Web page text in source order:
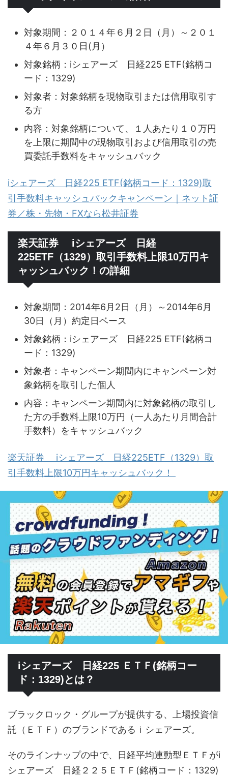
対象期間：２０１４年６月２日（月）～２０１
４年６月３０日(月）
対象銘柄：iシェアーズ 日経225 ETF(銘柄コ
ード：1329)
対象者：対象銘柄を現物取引または信用取引す
る方
内容：対象銘柄について、１人あたり１０万円
を上限に期間中の現物取引および信用取引の売
買委託手数料をキャッシュバック
iシェアーズ 日経225 ETF(銘柄コード：1329)取
引手数料キャッシュバックキャンペーン｜ネット証
券／株・先物・FXなら松井証券
楽天証券 iシェアーズ 日経
225ETF（1329）取引手数料上限10万円キ
ャッシュバック！の詳細
対象期間：2014年6月2日（月）～2014年6月
30日（月）約定日ベース
対象銘柄：iシェアーズ 日経225 ETF(銘柄コ
ード：1329)
対象者：キャンペーン期間内にキャンペーン対
象銘柄を取引した個人
内容：キャンペーン期間内に対象銘柄の取引し
た方の手数料上限10万円（一人あたり月間合計
手数料）をキャッシュバック
楽天証券 iシェアーズ 日経225ETF（1329）取
引手数料上限10万円キャッシュバック！
iシェアーズ 日経225 ＥＴＦ(銘柄コー
ド：1329)とは？
ブラックロック・グループが提供する、上場投資信
託（ＥＴＦ）のブランドであるｉシェアーズ。
そのラインナップの中で、日経平均連動型ＥＴＦがi
シェアーズ 日経２２５ＥＴＦ(銘柄コード：1329)